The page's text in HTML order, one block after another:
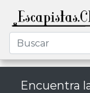
Encuentra